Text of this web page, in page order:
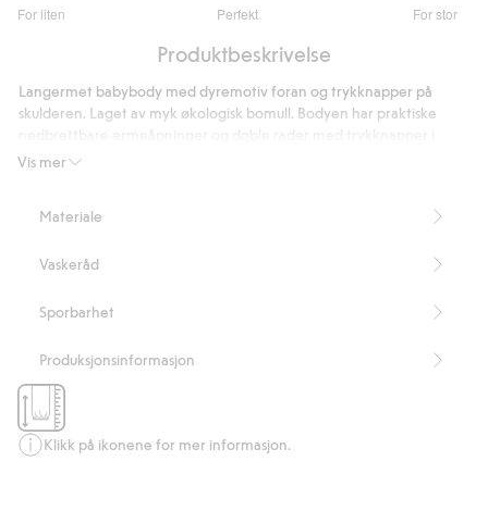
For liten Perfekt For stor
av
46
stemmer
Produktbeskrivelse
Vis mer
Langermet babybody med dyremotiv foran og trykknapper på
skulderen. Laget av myk økologisk bomull. Bodyen har praktiske
skrittet for vekst, slik at babyen din kan bruke det samme plagget
Voksefunksjon.
Artikkelnummer
Materiale
Vaskeråd
Sporbarhet
Produksjonsinformasjon
Klikk på ikonene for mer informasjon.